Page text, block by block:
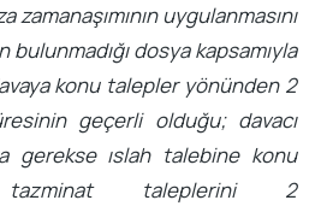
zamanaşımının uygulanmasını
dosya kapsamıyla
konu talepler yönünden 2
geçerli olduğu; davacı
gerekse ıslah talebine konu
taleplerini 2